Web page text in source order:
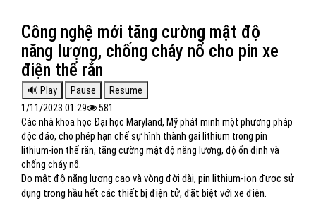
Công nghệ mới tăng cường mật độ
năng lượng, chống cháy nổ cho pin xe
điện thể rắn
1/11/2023 01:29
581
Các nhà khoa học Đại học Maryland, Mỹ phát minh một phương pháp
độc đáo, cho phép hạn chế sự hình thành gai lithium trong pin
lithium-ion thể răn, tăng cường mật độ năng lượng, độ ổn định và
chống cháy nổ.
Do mật độ năng lượng cao và vòng đời dài, pin lithium-ion được sử
dụng trong hầu hết các thiết bị điện tử, đặt biệt với xe điện.